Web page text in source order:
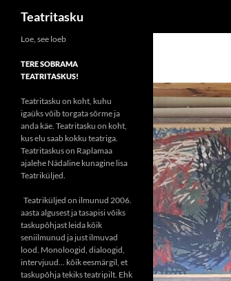
Liigu
juurde
Teatritasku
Loe, see loeb
TERE SOBRAMA
TEATRITASKUS!
Teatritasku on koht, kuhu
igaüks võib torgata sõrme ja
anda käe. Teatritasku on koht,
kus elu saab kokku teatriga.
Teatritaskus on Raplamaa
ajalehe Nädaline kunagine lisa
Teatriküljed.
Teatriküljed on ilmunud 2006.
aasta algusest ja tasapisi võiks
taskupõhjast leida kõik
seniilmunud ja just ilmuvad
lood. Monoloogid, dialoogid,
intervjuud... kõik eesmärgil, et
taskupõhja tekiks teatripilt. Ehk